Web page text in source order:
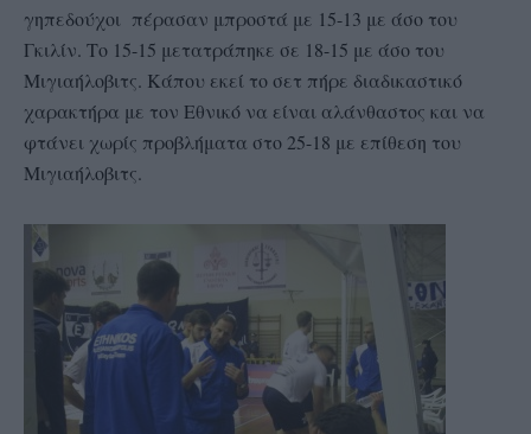
γηπεδούχοι πέρασαν μπροστά με 15-13 με άσο του
Γκιλίν. Το 15-15 μετατράπηκε σε 18-15 με άσο του
Μιγιαήλοβιτς. Κάπου εκεί το σετ πήρε διαδικαστικό
χαρακτήρα με τον Εθνικό να είναι αλάνθαστος και να
φτάνει χωρίς προβλήματα στο 25-18 με επίθεση του
Μιγιαήλοβιτς.